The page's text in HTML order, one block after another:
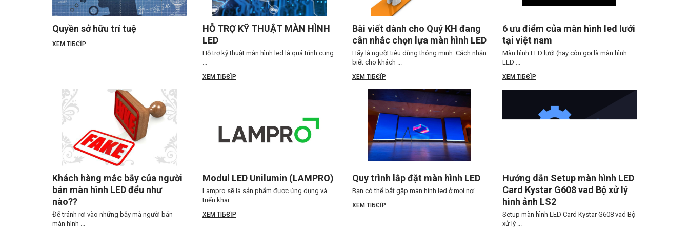
Quyền sở hữu trí tuệ
XEM TIБЄЇP
HỖ TRỢ KỸ THUẬT MÀN HÌNH
LED
Hỗ trợ kỹ thuật màn hình led là quá trình cung
...
XEM TIБЄЇP
Bài viết dành cho Quý KH đang
cân nhắc chọn lựa màn hình LED
Hãy là người tiêu dùng thông minh. Cách nhận
biết cho khách ...
XEM TIБЄЇP
6 ưu điểm của màn hình led lưới
tại việt nam
Màn hình LED lưới (hay còn gọi là màn hình
LED ...
XEM TIБЄЇP
Khách hàng mắc bẫy của người
bán màn hình LED đểu như
nào??
Để tránh rơi vào những bẫy mà người bán
màn hình ...
Modul LED Unilumin (LAMPRO)
Lampro sẽ là sản phẩm được ứng dụng và
triển khai ...
XEM TIБЄЇP
Quy trình lắp đặt màn hình LED
Bạn có thể bắt gặp màn hình led ở mọi nơi ...
XEM TIБЄЇP
Hướng dẫn Setup màn hình LED
Card Kystar G608 vad Bộ xử lý
hình ảnh LS2
Setup màn hình LED Card Kystar G608 vad Bộ
xử lý ...